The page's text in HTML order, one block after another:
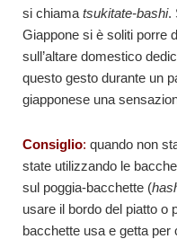
si chiama tsukitate-bashi.
Giappone si è soliti porre
sull’altare domestico
questo gesto durante un
giapponese una
Consiglio: quando non
state utilizzando le
sul poggia-bacchette (
usare il bordo del piatto o
bacchette usa e getta